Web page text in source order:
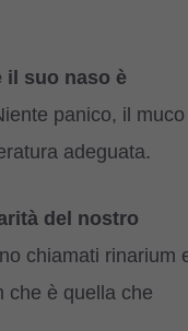
il suo naso è
panico, il muco
adeguata.
del nostro
chiamati rinarium
che è quella che